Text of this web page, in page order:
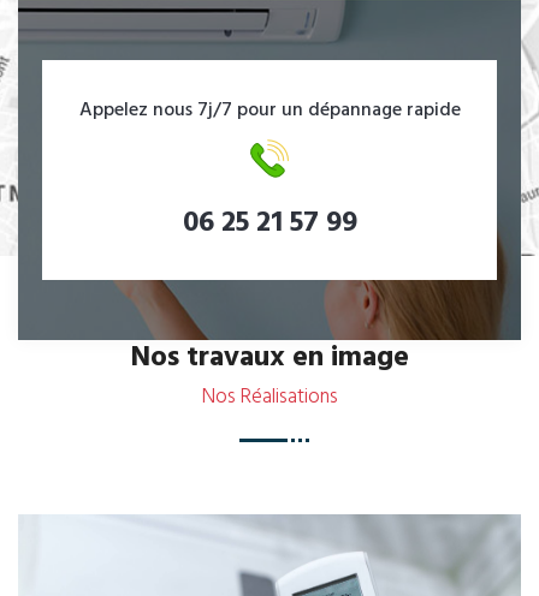
Appelez nous 7j/7 pour un dépannage rapide
06 25 21 57 99
Nos travaux en image
Nos Réalisations